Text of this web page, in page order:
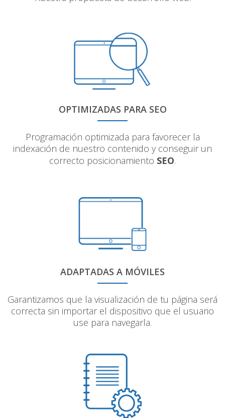
OPTIMIZADAS PARA SEO
Programación optimizada para favorecer la
indexación de nuestro contenido y conseguir un
correcto posicionamiento SEO.
ADAPTADAS A MÓVILES
Garantizamos que la visualización de tu página será
correcta sin importar el dispositivo que el usuario
use para navegarla.